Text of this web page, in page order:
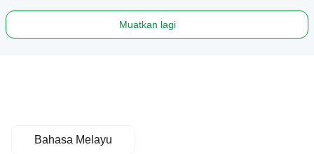
Muatkan lagi
Bahasa Melayu